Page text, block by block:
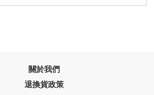
關於我們
退換貨政策